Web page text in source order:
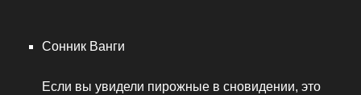
Сонник Ванги
Если вы увидели пирожные в сновидении, это